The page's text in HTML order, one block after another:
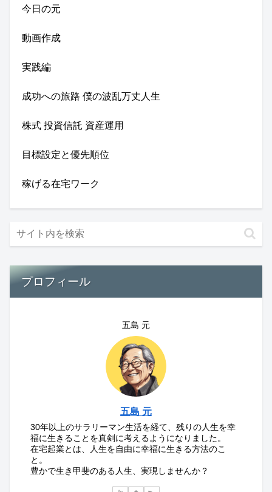
今日の元
動画作成
実践編
成功への旅路 僕の波乱万丈人生
株式 投資信託 資産運用
目標設定と優先順位
稼げる在宅ワーク
プロフィール
五島 元
五島 元
30年以上のサラリーマン生活を経て、残りの人生を幸
福に生きることを真剣に考えるようになりました。
在宅起業とは、人生を自由に幸福に生きる方法のこ
と。
豊かで生き甲斐のある人生、実現しませんか？